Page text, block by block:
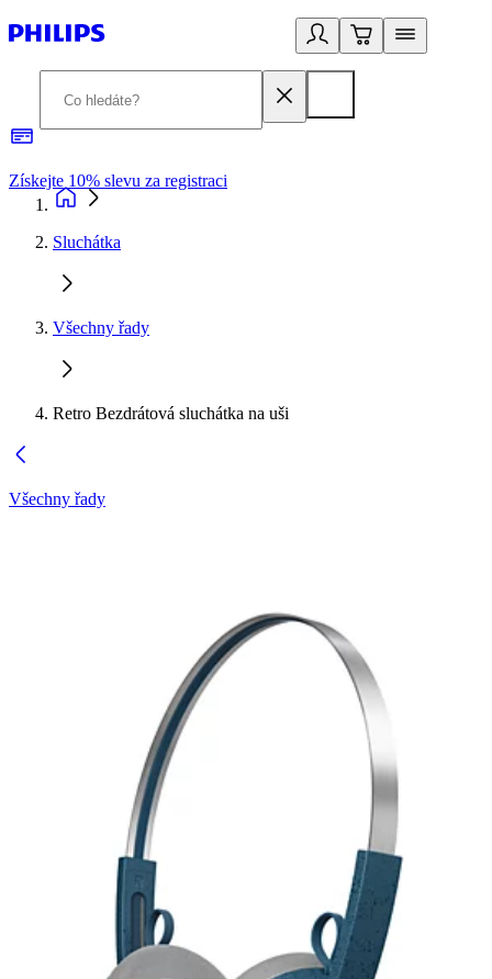
Získejte 10% slevu za registraci
Sluchátka
Všechny řady
Retro Bezdrátová sluchátka na uši
Všechny řady